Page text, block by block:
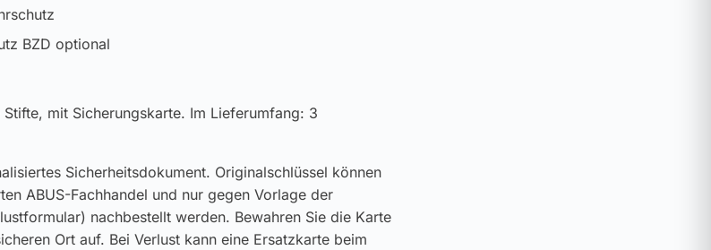
BZD optional
mit Sicherungskarte. Im Lieferumfang: 3
Sicherheitsdokument. Originalschlüssel können
ABUS-Fachhandel und nur gegen Vorlage der
nachbestellt werden. Bewahren Sie die Karte
Ort auf. Bei Verlust kann eine Ersatzkarte beim